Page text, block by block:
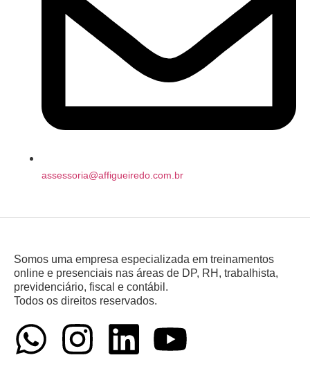
assessoria@affigueiredo.com.br
Somos uma empresa especializada em treinamentos
online e presenciais nas áreas de DP, RH, trabalhista,
previdenciário, fiscal e contábil.
Todos os direitos reservados.